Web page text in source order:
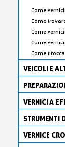
Come
Come
Come
Come
Come
VEICOLI E
VERNICI A
STRUMENTI
VERNICE